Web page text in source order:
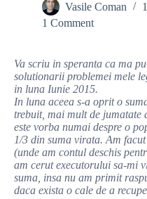
Vasile Coman
1 Comment
Va scriu in speranta ca ma
solutionarii problemei mele
in luna Iunie 2015.
In luna aceea s-a oprit o
trebuit, mai mult de jumatate
este vorba numai despre o
1/3 din suma virata. Am
(unde am contul deschis
am cerut executorului sa-mi
suma, insa nu am primit
daca exista o cale de a